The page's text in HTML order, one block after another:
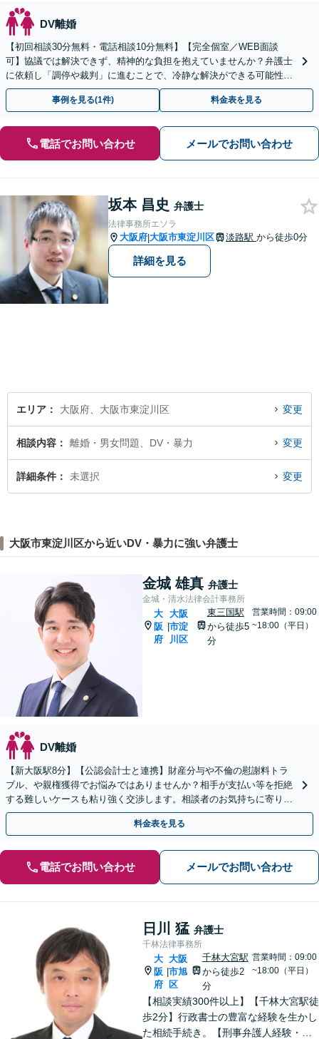
DV離婚
【初回相談30分無料・電話相談10分無料】【完全個室／WEB面談
可】協議では解決できず、精神的な負担を抱えていませんか？弁護士
に依頼し「調停や裁判」に進むことで、冷静な解決ができる可能性も
【歴20年以上】の経験豊富な弁護士にご相談ください。
事例を見る(1件) 料金表を見る
電話でお問い合わせ メールでお問い合わせ
坂本 昌史 弁護士
法律事務所エソラ
大阪府|大阪市東淀川区 淡路駅 から徒歩0分
詳細を見る
エリア 大阪府、大阪市東淀川区 変更
相談内容 離婚・男女問題、DV・暴力 変更
詳細条件 未選択 変更
大阪市東淀川区から近いDV・暴力に強い弁護士
金城 雄真 弁護士
金城・清水法律会計事務所
大
阪
府
大阪
市淀
川区
東三国駅
から徒歩5
分
営業時間：09:00
~18:00（平日）
DV離婚
【新大阪駅8分】【公認会計士と連携】財産分与や不倫の慰謝料トラ
ブル、や親権獲得でお悩みではありませんか？相手が支払い等を拒絶
する難しいケースも粘り強く交渉します。相談者のお気持ちに寄り添
い、最後まで徹底サポート！【完全個室・子連れ可】
料金表を見る
電話でお問い合わせ メールでお問い合わせ
日川 猛 弁護士
千林法律事務所
大
阪
府
|
大阪
市旭
区
千林大宮駅
から徒歩2
分
営業時間：09:00
~18:00（平日）
【相談実績300件以上】【千林大宮駅徒
歩2分】行政書士の豊富な経験を生かし
た相続手続き。【刑事弁護人経験・示